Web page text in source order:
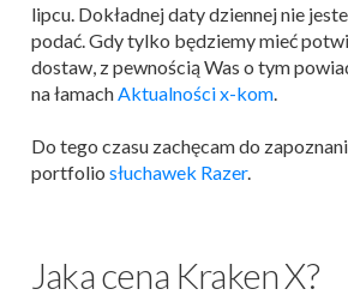
lipcu. Dokładnej daty dziennej nie
podać. Gdy tylko będziemy mieć
dostaw, z pewnością Was o tym
na łamachAktualności x-kom.
Do tego czasu zachęcam do
portfolio słuchawek Razer.
Jaka cena Kraken X?